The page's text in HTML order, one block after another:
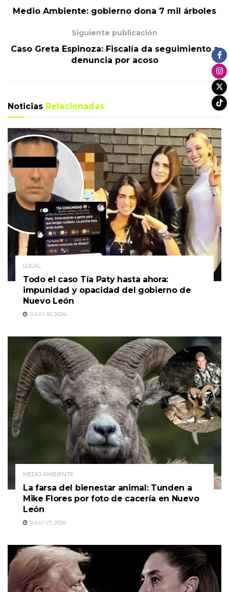
Medio Ambiente: gobierno dona 7 mil árboles
Siguiente publicación
Caso Greta Espinoza: Fiscalía da seguimiento a
denuncia por acoso
Noticias Relacionadas
LOCAL
Todo el caso Tía Paty hasta ahora:
impunidad y opacidad del gobierno de
Nuevo León
JULIO 30, 2026
MEDIO AMBIENTE
La farsa del bienestar animal: Tunden a
Mike Flores por foto de cacería en Nuevo
León
JULIO 27, 2026